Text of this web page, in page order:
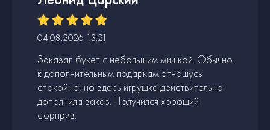
04.08.2026 13:21
Заказал букет с небольшим мишкой. Обычно
к дополнительным подаркам отношусь
спокойно, но здесь игрушка действительно
дополнила заказ. Получился хороший
сюрприз.